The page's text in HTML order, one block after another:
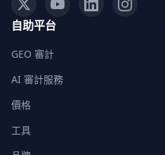
自助平台
GEO 審計
AI 審計服務
價格
工具